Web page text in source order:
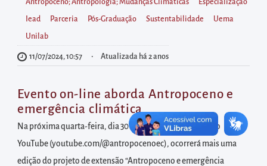
internas
Acessar
diretamente
as
postas
no
rodapé
Antropoceno; Antropologia; Mudanças Climáticas Especialização
Iead Parceria Pós-Graduação Sustentabilidade Uema
Unilab
11/07/2024, 10:57 Atualizada há 2 anos
Evento on-line aborda Antropoceno e
emergência climática
Na próxima quarta-feira, dia 30 de novembro, às 15h, pelo
YouTube (youtube.com/@antropocenoec), ocorrerá mais uma
edição do projeto de extensão “Antropoceno e emergência